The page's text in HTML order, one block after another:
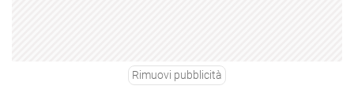
Rimuovi pubblicità